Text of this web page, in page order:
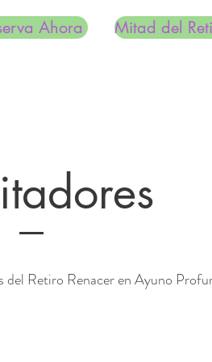
Ahora Mitad del
del Retiro Renacer en Ayuno